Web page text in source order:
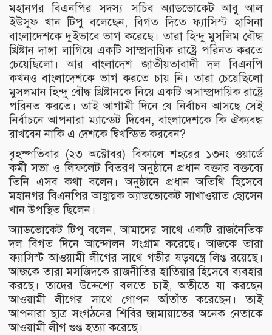
মহানগর বিএনপির সদস্য সচিব অ্যাডভোকেট আবু আল
ইউসুফ খান টিপু বলেছেন, বিগত দিতে ফ্যাসিস্ট হাসিনা
বাংলাদেশকে দুইভাবে ভাগ করেছে। তারা হিন্দু মুসলিম বৌদ্ধ
খ্রিষ্টান দাঙ্গা লাগিয়ে একটি সাম্প্রদায়িক রাষ্ট্রে পরিনত করতে
চেয়েছিলো। আর বাংলাদেশ জাতীয়তাবাদী দল বিএনপি
কখনও বাংলাদেশকে ভাগ করতে চায় নি। তারা চেয়েছিলো
মুসলমান হিন্দু বৌদ্ধ খ্রিষ্টানকে নিয়ে একটি অসাম্প্রদায়িক রাষ্ট্রে
পরিনত করতে। তাই আগামী দিনে যে নির্বাচন আসছে সেই
নির্বাচনে আপনারা ম্যান্ডেট দিবেন, বাংলাদেশকে কি ঐক্যবদ্ধ
রাখবেন নাকি এ দেশকে দ্বিখন্ডিত করবেন?
বৃহস্পতিবার (২৩ অক্টোবর) বিকালে শহরের ১৩নং ওয়ার্ডে
কর্মী সভা ও লিফলেট বিতরণ অনুষ্ঠানে প্রধান বক্তার বক্তব্যে
তিনি এসব কথা বলেন। অনুষ্ঠানে প্রধান অতিথি হিসেবে
মহানগর বিএনপির আহ্বায়ক অ্যাডভোকেট সাখাওয়াত হোসেন
খান উপস্থিত ছিলেন।
অ্যাডভোকেট টিপু বলেন, আমাদের সাথে একটি রাজনৈতিক
দল বিগত দিনে আন্দোলন সংগ্রাম করেছে। আজকে তারা
ফ্যাসিস্ট আওয়ামী লীগের সাথে গভীর ষড়যন্ত্রে লিপ্ত রয়েছে।
আজকে তারা মসজিদকে রাজনীতির হাতিয়ার হিসেবে ব্যবহার
করছে। তাদের উদ্দেশ্যে বলতে চাই, অতীতে যা করছেন
আওয়ামী লীগের সাথে গোপন আঁতাঁত করেছেন। তাই
আপনারা ছাত্র সংগঠনের শিবির জামায়াতের অনেক নেতাকে
আওয়ামী লীগ গুপ্ত হত্যা করেছে।